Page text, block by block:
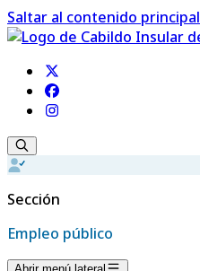
Saltar al contenido principal
Sección
Empleo público